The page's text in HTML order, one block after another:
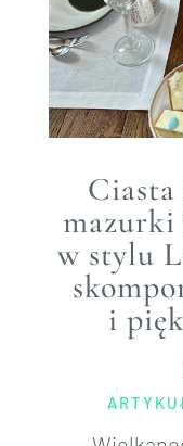
mazurki
w stylu
i